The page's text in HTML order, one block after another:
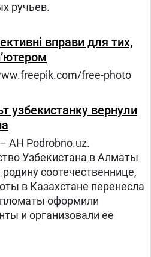
ручьев.
вправи для тих,
free-photo
узбекистанку вернули
АН Podrobno.uz.
Узбекистана в Алматы
соотечественнице,
в Казахстане перенесла
оформили
и организовали ее